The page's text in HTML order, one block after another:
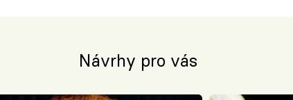
Návrhy pro vás